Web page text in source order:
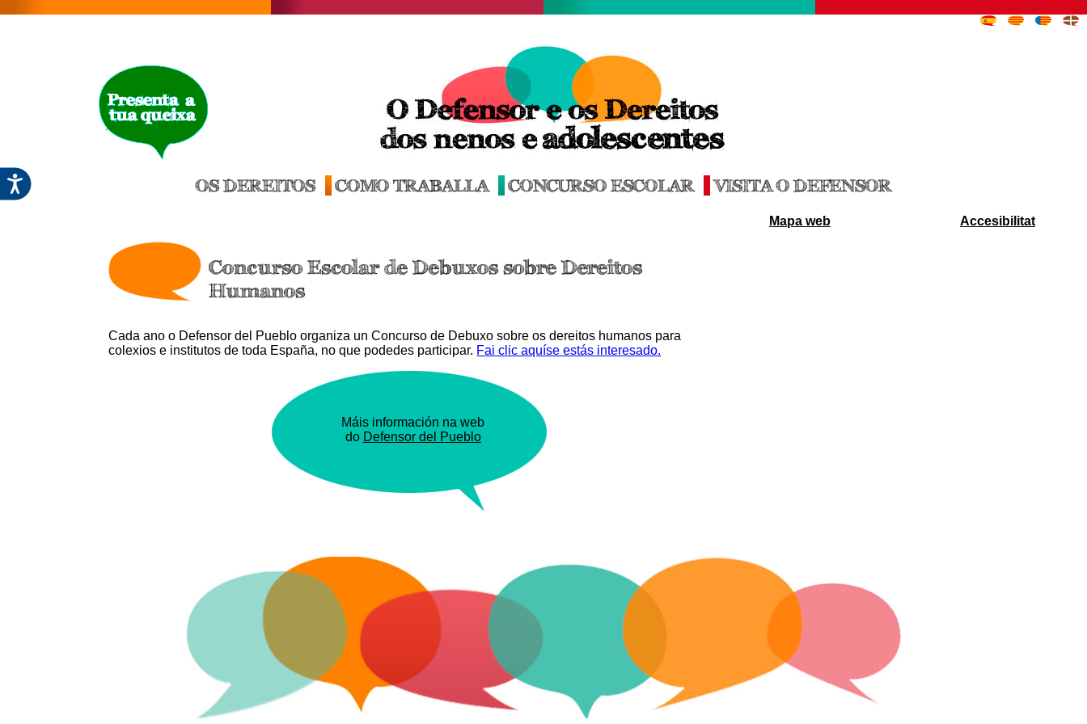
OS DEREITOS COMO TRABALLA CONCURSO ESCOLAR VISITA O DEFENSOR
Concurso Escolar de Debuxos sobre Dereitos
Humanos
Cada ano o Defensor del Pueblo organiza un Concurso de Debuxo sobre os dereitos humanos para
colexios e institutos de toda España, no que podedes participar. Fai clic aquíse estás interesado.
Máis información na web
do Defensor del Pueblo
Mapa web Accesibilitat